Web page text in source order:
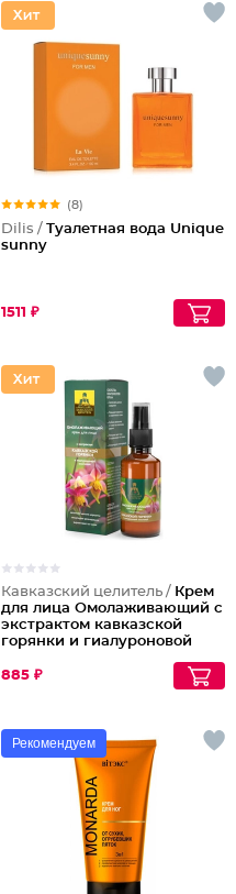
(8)
Dilis / Туалетная вода Unique
sunny
1511 ₽
Кавказский целитель / Крем
для лица Омолаживающий с
экстрактом кавказской
горянки и гиалуроновой
885 ₽
Рекомендуем